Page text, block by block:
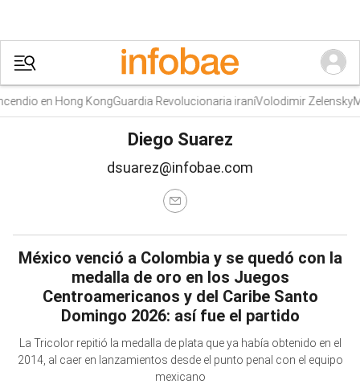
en Hong KongGuardia Revolucionaria iraníVolodimir Zelensky
Diego Suarez
dsuarez@infobae.com
México venció a Colombia y se quedó con la
medalla de oro en los Juegos
Centroamericanos y del Caribe Santo
Domingo 2026: así fue el partido
La Tricolor repitió la medalla de plata que ya había obtenido en el
2014, al caer en lanzamientos desde el punto penal con el equipo
mexicano